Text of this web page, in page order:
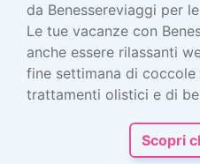
da Benessereviaggi per
Le tue vacanze con
anche essere rilassanti
fine settimana di
trattamenti olistici e di
Scopri